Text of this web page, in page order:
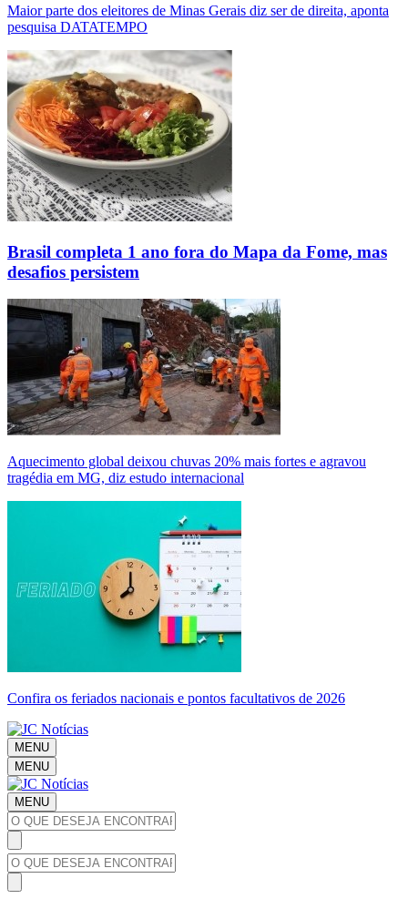
Maior parte dos eleitores de Minas Gerais diz ser de direita, aponta
pesquisa DATATEMPO
Brasil completa 1 ano fora do Mapa da Fome, mas
desafios persistem
Aquecimento global deixou chuvas 20% mais fortes e agravou
tragédia em MG, diz estudo internacional
Confira os feriados nacionais e pontos facultativos de 2026
MENU
MENU
MENU